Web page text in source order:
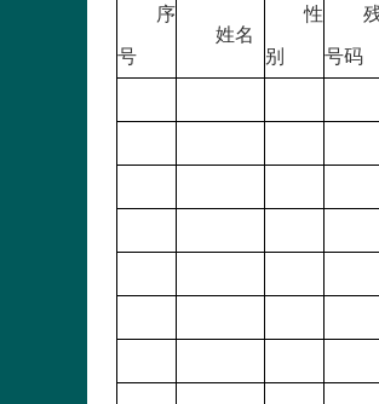
序
号
姓名
性
别
号码